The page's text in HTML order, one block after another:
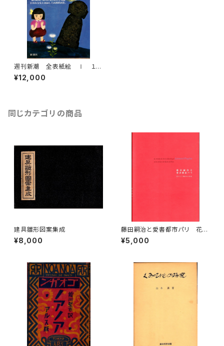
週刊新潮 全表紙絵 Ⅰ １９
５６－１９６７ Ⅱ １９６８－１
９８１
¥12,000
同じカテゴリの商品
建具雛形図案集成
¥8,000
藤田嗣治と愛書都市パリ 花ひ
らく挿絵本の世紀
¥5,000